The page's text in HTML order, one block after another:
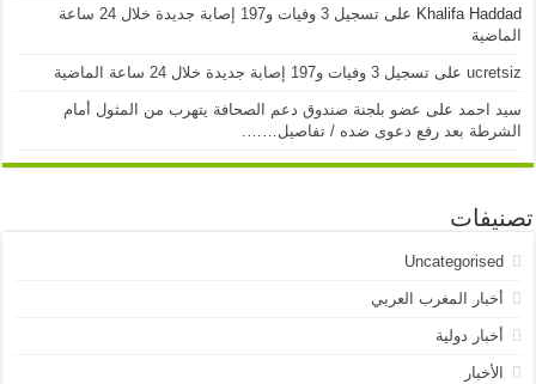
Khalifa Haddad على
تسجيل 3 وفيات و197 إصابة جديدة خلال 24 ساعة
الماضية
ucretsiz علىتسجيل 3 وفيات و197 إصابة جديدة خلال 24 ساعة الماضية
سيد احمد على عضو بلجنة صندوق دعم الصحافة يتهرب من المثول أمام
الشرطة بعد رفع دعوى ضده / تفاصيل…….
تصنيفات
Uncategorised
أخبار المغرب العربي
أخبار دولية
الأخبار